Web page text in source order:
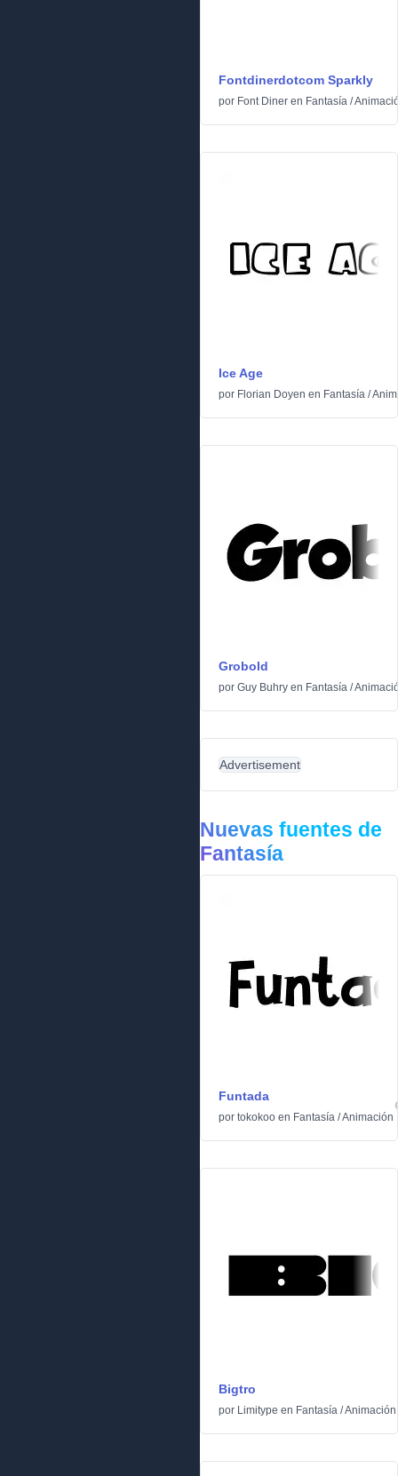
Fontdinerdotcom Sparkly
por Font Diner en Fantasía /
Ice Age
por Florian Doyen en Fantasía /
Grobold
por Guy Buhry en Fantasía /
Advertisement
Nuevas fuentes de
Fantasía
Funtada
por tokokoo en Fantasía /Animación
Bigtro
por Limitype en Fantasía /Animación